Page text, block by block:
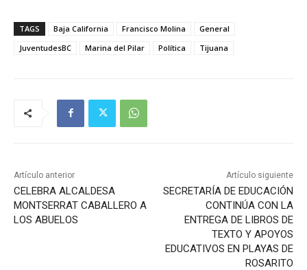
TAGS Baja California Francisco Molina
General
JuventudesBC
Marina del Pilar Política Tijuana
Artículo anterior
CELEBRA ALCALDESA
MONTSERRAT CABALLERO A
LOS ABUELOS
Artículo siguiente
SECRETARÍA DE EDUCACIÓN
CONTINÚA CON LA
ENTREGA DE LIBROS DE
TEXTO Y APOYOS
EDUCATIVOS EN PLAYAS DE
ROSARITO